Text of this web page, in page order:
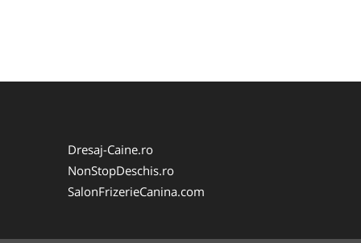
Dresaj-Caine.ro
NonStopDeschis.ro
SalonFrizerieCanina.com